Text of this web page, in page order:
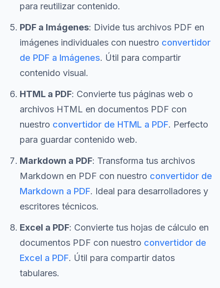
para reutilizar contenido.
PDF a Imágenes: Divide tus archivos PDF en
imágenes individuales con nuestro convertidor
de PDF a Imágenes. Útil para compartir
contenido visual.
HTML a PDF: Convierte tus páginas web o
archivos HTML en documentos PDF con
nuestro convertidor de HTML a PDF. Perfecto
para guardar contenido web.
Markdown a PDF: Transforma tus archivos
Markdown en PDF con nuestro convertidor de
Markdown a PDF. Ideal para desarrolladores y
escritores técnicos.
Excel a PDF: Convierte tus hojas de cálculo en
documentos PDF con nuestro convertidor de
Excel a PDF. Útil para compartir datos
tabulares.